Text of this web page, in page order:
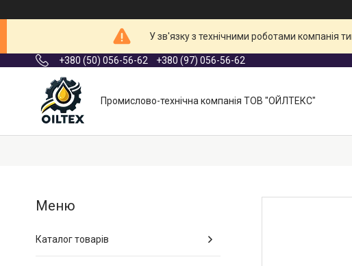
У зв'язку з технічними роботами компанія
+380 (50) 056-56-62 +380 (97) 056-56-62
Промислово-технічна компанія ТОВ "ОЙЛТЕКС"
Каталог товарів